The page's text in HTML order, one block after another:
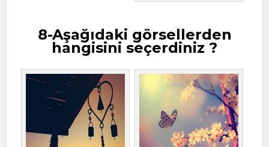
8-Aşağıdaki görsellerden
hangisini seçerdiniz ?